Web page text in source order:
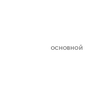
ОСНОВНОЙ